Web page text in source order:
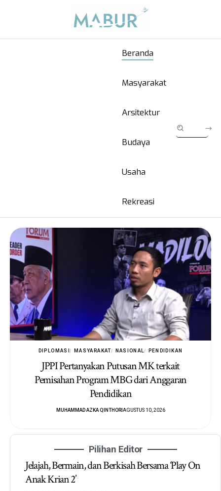
Beranda
Masyarakat
Arsitektur
Budaya
Usaha
Rekreasi
DIPLOMASI MASYARAKAT NASIONAL PENDIDIKAN
JPPI Pertanyakan Putusan MK terkait
Pemisahan Program MBG dari Anggaran
Pendidikan
MUHAMMAD AZKA QINTHORI AGUSTUS 10, 2026
Pilihan Editor
Jelajah, Bermain, dan Berkisah Bersama ‘Play On
Anak Krian 2’